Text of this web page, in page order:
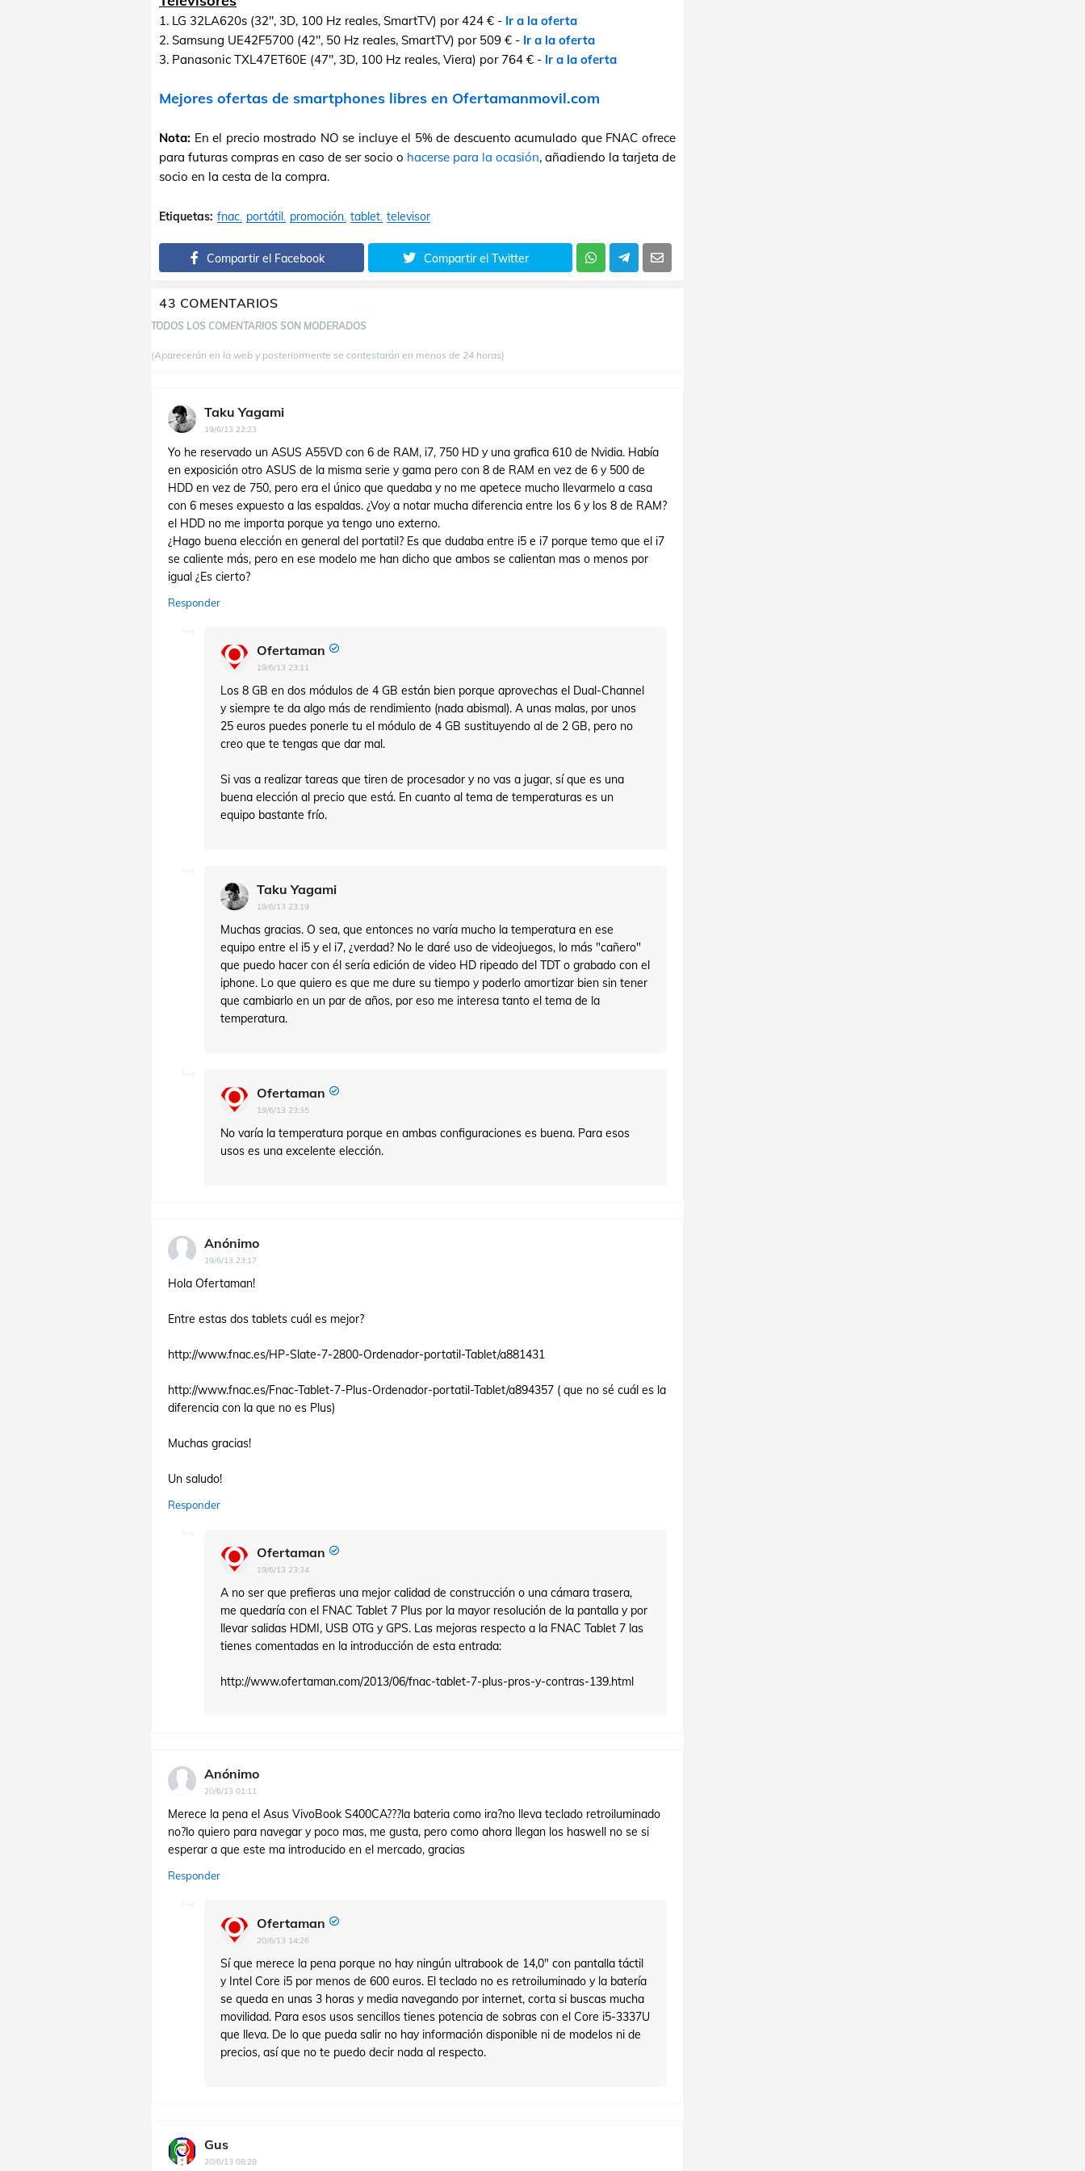
1. LG 32LA620s (32", 3D, 100 Hz reales, SmartTV) por 424 € - Ir a la oferta
2. Samsung UE42F5700 (42", 50 Hz reales, SmartTV) por 509 € - Ir a la oferta
3. Panasonic TXL47ET60E (47", 3D, 100 Hz reales, Viera) por 764 € - Ir a la oferta
Mejores ofertas de smartphones libres en Ofertamanmovil.com
Nota: En el precio mostrado NO se incluye el 5% de descuento acumulado que FNAC ofrece
para futuras compras en caso de ser socio o hacerse para la ocasión, añadiendo la tarjeta de
socio en la cesta de la compra.
Etiquetas: fnac portátil promoción tablet televisor
Compartir el Facebook Compartir el Twitter
43 COMENTARIOS
TODOS LOS COMENTARIOS SON MODERADOS
(Aparecerán en la web y posteriormente se contestarán en menos de 24 horas)
Taku Yagami
19/6/13 22:23
Yo he reservado un ASUS A55VD con 6 de RAM, i7, 750 HD y una grafica 610 de Nvidia. Había
en exposición otro ASUS de la misma serie y gama pero con 8 de RAM en vez de 6 y 500 de
HDD en vez de 750, pero era el único que quedaba y no me apetece mucho llevarmelo a casa
con 6 meses expuesto a las espaldas. ¿Voy a notar mucha diferencia entre los 6 y los 8 de RAM?
el HDD no me importa porque ya tengo uno externo.
¿Hago buena elección en general del portatil? Es que dudaba entre i5 e i7 porque temo que el i7
se caliente más, pero en ese modelo me han dicho que ambos se calientan mas o menos por
igual ¿Es cierto?
Responder
Ofertaman
19/6/13 23:11
Los 8 GB en dos módulos de 4 GB están bien porque aprovechas el Dual-Channel
y siempre te da algo más de rendimiento (nada abismal). A unas malas, por unos
25 euros puedes ponerle tu el módulo de 4 GB sustituyendo al de 2 GB, pero no
creo que te tengas que dar mal.
Si vas a realizar tareas que tiren de procesador y no vas a jugar, sí que es una
buena elección al precio que está. En cuanto al tema de temperaturas es un
equipo bastante frío.
Taku Yagami
19/6/13 23:19
Muchas gracias. O sea, que entonces no varía mucho la temperatura en ese
equipo entre el i5 y el i7, ¿verdad? No le daré uso de videojuegos, lo más "cañero"
que puedo hacer con él sería edición de video HD ripeado del TDT o grabado con el
iphone. Lo que quiero es que me dure su tiempo y poderlo amortizar bien sin tener
que cambiarlo en un par de años, por eso me interesa tanto el tema de la
temperatura.
Ofertaman
19/6/13 23:35
No varía la temperatura porque en ambas configuraciones es buena. Para esos
usos es una excelente elección.
Anónimo
19/6/13 23:17
Hola Ofertaman!
Entre estas dos tablets cuál es mejor?
http://www.fnac.es/HP-Slate-7-2800-Ordenador-portatil-Tablet/a881431
http://www.fnac.es/Fnac-Tablet-7-Plus-Ordenador-portatil-Tablet/a894357 ( que no sé cuál es la
diferencia con la que no es Plus)
Muchas gracias!
Un saludo!
Responder
Ofertaman
19/6/13 23:34
A no ser que prefieras una mejor calidad de construcción o una cámara trasera,
me quedaría con el FNAC Tablet 7 Plus por la mayor resolución de la pantalla y por
llevar salidas HDMI, USB OTG y GPS. Las mejoras respecto a la FNAC Tablet 7 las
tienes comentadas en la introducción de esta entrada:
http://www.ofertaman.com/2013/06/fnac-tablet-7-plus-pros-y-contras-139.html
Anónimo
20/6/13 01:11
Merece la pena el Asus VivoBook S400CA???la bateria como ira?no lleva teclado retroiluminado
no?lo quiero para navegar y poco mas, me gusta, pero como ahora llegan los haswell no se si
esperar a que este ma introducido en el mercado, gracias
Responder
Ofertaman
20/6/13 14:26
Sí que merece la pena porque no hay ningún ultrabook de 14,0" con pantalla táctil
y Intel Core i5 por menos de 600 euros. El teclado no es retroiluminado y la batería
se queda en unas 3 horas y media navegando por internet, corta si buscas mucha
movilidad. Para esos usos sencillos tienes potencia de sobras con el Core i5-3337U
que lleva. De lo que pueda salir no hay información disponible ni de modelos ni de
precios, así que no te puedo decir nada al respecto.
Gus
20/6/13 08:28